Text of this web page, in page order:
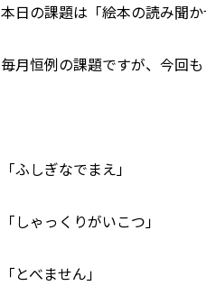
本日の課題は「絵本の読み聞か
毎月恒例の課題ですが、今回
「ふしぎなでまえ」
「しゃっくりがいこつ」
「とべません」